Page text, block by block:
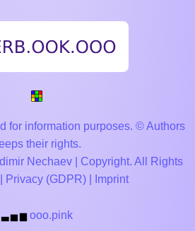
for information purposes. © Authors
their rights.
Nechaev | Copyright. All Rights
Privacy (GDPR)| Imprint
▃ ▅ ▆ ooo.pink